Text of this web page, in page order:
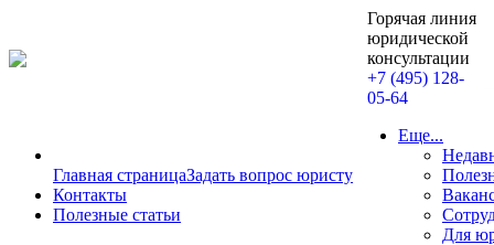
Горячая линия
юридической
консультации
+7 (495) 128-
05-64
Главная страницаЗадать вопрос юристу
Контакты
Полезные статьи
Еще...
Для